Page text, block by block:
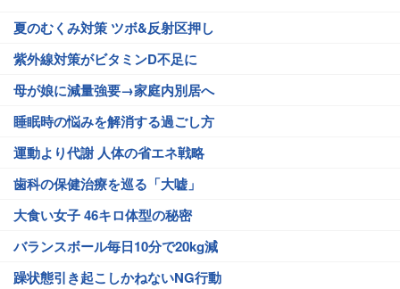
夏のむくみ対策 ツボ&反射区押し
紫外線対策がビタミンD不足に
母が娘に減量強要→家庭内別居へ
睡眠時の悩みを解消する過ごし方
運動より代謝 人体の省エネ戦略
歯科の保健治療を巡る「大嘘」
大食い女子 46キロ体型の秘密
バランスボール毎日10分で20kg減
躁状態引き起こしかねないNG行動